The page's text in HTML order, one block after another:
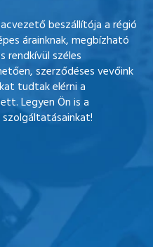
beszállítója a régió
árainknak, megbízható
rendkívül széles
szerződéses vevőink
tudtak elérni a
Legyen Ön is a
szolgáltatásainkat!